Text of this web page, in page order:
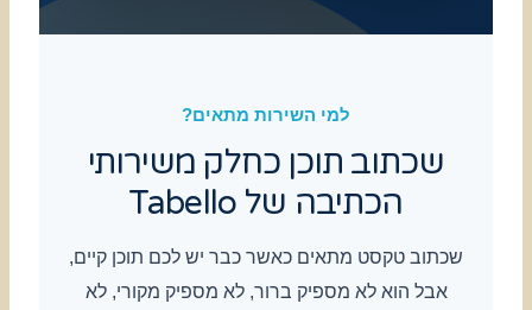
למי השירות מתאים?
שכתוב תוכן כחלק משירותי
הכתיבה של Tabello
שכתוב טקסט מתאים כאשר כבר יש לכם תוכן קיים,
אבל הוא לא מספיק ברור, לא מספיק מקורי, לא